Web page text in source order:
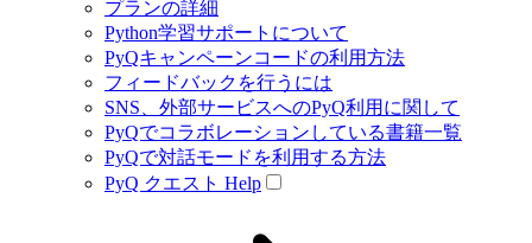
プランの詳細
Python学習サポートについて
PyQキャンペーンコードの利用方法
フィードバックを行うには
SNS、外部サービスへのPyQ利用に関して
PyQでコラボレーションしている書籍一覧
PyQで対話モードを利用する方法
PyQ クエスト Help